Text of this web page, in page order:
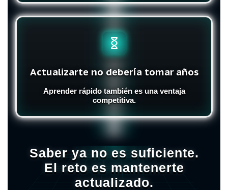
Actualizarte no debería tomar años
Aprender rápido también es una ventaja
competitiva.
Saber ya no es suficiente.
El reto es mantenerte
actualizado.